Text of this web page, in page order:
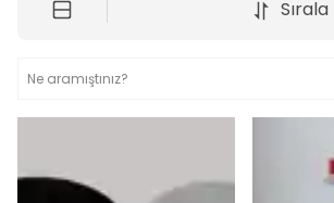
Sırala